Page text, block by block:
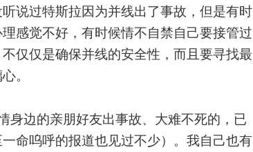
说过特斯拉因为并线出了事故，但是有时
感觉不好，有时候情不自禁自己要接管过
仅仅是确保并线的安全性，而且要寻找最
。
身边的亲朋好友出事故、大难不死的，已
命呜呼的报道也见过不少）。我自己也有